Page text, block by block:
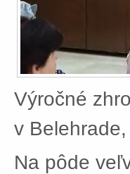
Výročné
v
Na pôde